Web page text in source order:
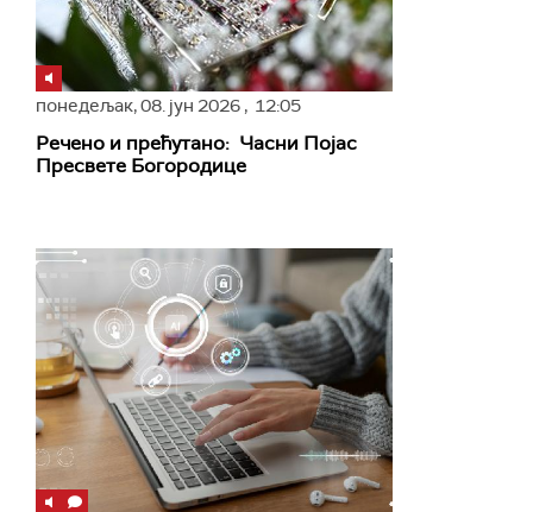
понедељак,08. јун 2026 , 12:05
Речено и прећутано: Часни Појас
Пресвете Богородице